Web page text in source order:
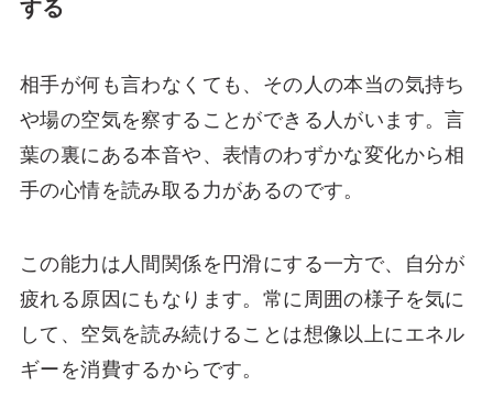
する
相手が何も言わなくても、その人の本当の気持ち
や場の空気を察することができる人がいます。言
葉の裏にある本音や、表情のわずかな変化から相
手の心情を読み取る力があるのです。
この能力は人間関係を円滑にする一方で、自分が
疲れる原因にもなります。常に周囲の様子を気に
して、空気を読み続けることは想像以上にエネル
ギーを消費するからです。